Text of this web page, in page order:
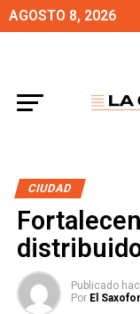
AGOSTO 8, 2026
CIUDAD
Publicado
Por El